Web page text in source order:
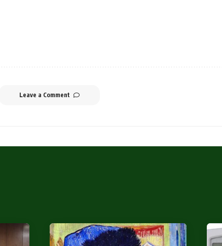
Leave a Comment